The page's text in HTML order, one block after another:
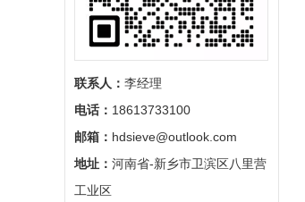
联系人： 李经理
电话： 18613733100
邮箱： hdsieve@outlook.com
地址： 河南省-新乡市卫滨区八里营
工业区